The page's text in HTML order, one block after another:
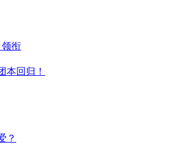
衔
本回归！